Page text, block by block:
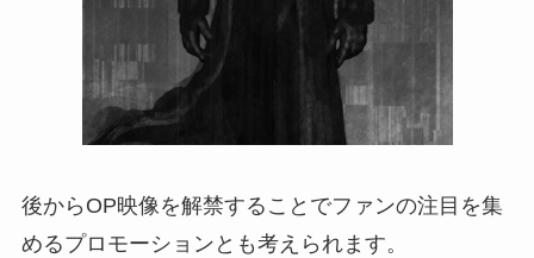
後からOP映像を解禁することでファンの注目を集
めるプロモーションとも考えられます。